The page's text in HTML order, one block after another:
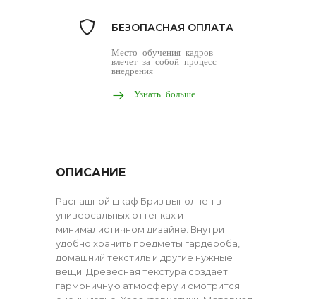
БЕЗОПАСНАЯ ОПЛАТА
Место обучения кадров
влечет за собой процесс
внедрения
Узнать больше
ОПИСАНИЕ
Распашной шкаф Бриз выполнен в
универсальных оттенках и
минималистичном дизайне. Внутри
удобно хранить предметы гардероба,
домашний текстиль и другие нужные
вещи. Древесная текстура создает
гармоничную атмосферу и смотрится